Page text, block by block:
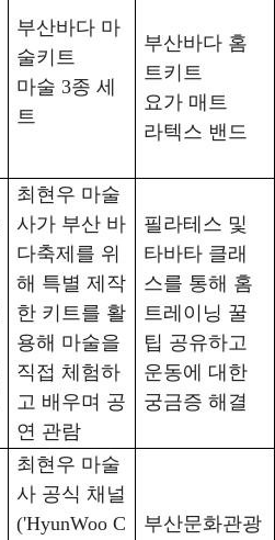
부산바다 마
술키트
마술 3종 세
트
부산바다 홈
트키트
요가 매트
라텍스 밴드
최현우 마술
사가 부산 바
다축제를 위
해 특별 제작
한 키트를 활
용해 마술을
직접 체험하
고 배우며 공
연 관람
필라테스 및
타바타 클래
스를 통해 홈
트레이닝 꿀
팁 공유하고
운동에 대한
궁금증 해결
최현우 마술
사 공식 채널
('HyunWoo C
부산문화관광